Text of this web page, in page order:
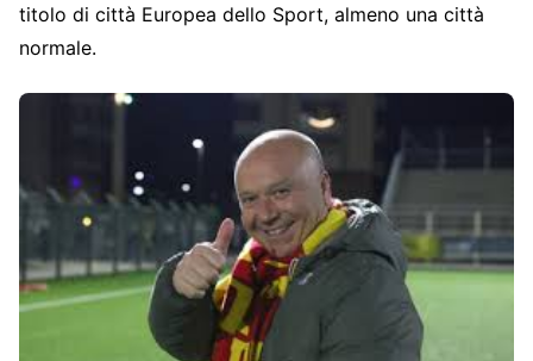
titolo di città Europea dello Sport, almeno una città
normale.